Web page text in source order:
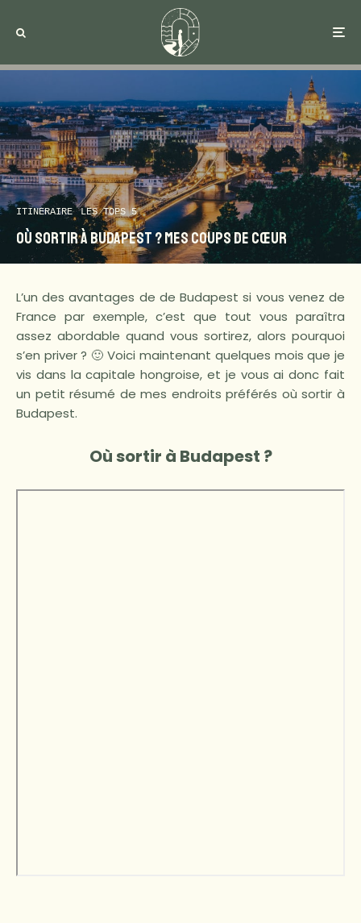
ITINERAIRE LES TOPS 5
Où sortir à Budapest ? Mes coups de cœur
L’un des avantages de de Budapest si vous venez de
France par exemple, c’est que tout vous paraîtra
assez abordable quand vous sortirez, alors pourquoi
s’en priver ? 🙂 Voici maintenant quelques mois que je
vis dans la capitale hongroise, et je vous ai donc fait
un petit résumé de mes endroits préférés où sortir à
Budapest.
Où sortir à Budapest ?